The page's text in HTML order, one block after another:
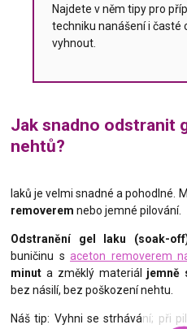
Najdete v něm tipy pro
techniku nanášení i časté
vyhnout.
Jak snadno odstranit
nehtů?
laků je velmi snadné a pohodlné.
removerem nebo jemné pilování.
Odstranění gel laku (soak-
buničinu saceton removerem
minut a změklý materiál jemně
bez násilí, bez poškození nehtu.
Náš tip: Vyhni se strhávání; při